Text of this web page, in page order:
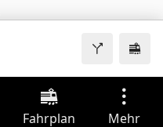
Fahrplan Mehr